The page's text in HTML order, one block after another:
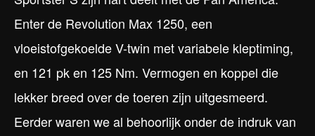
Enter de Revolution Max 1250, een
vloeistofgekoelde V-twin met variabele kleptiming,
en 121 pk en 125 Nm. Vermogen en koppel die
lekker breed over de toeren zijn uitgesmeerd.
Eerder waren we al behoorlijk onder de indruk van